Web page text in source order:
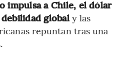
impulsa a Chile, el dólar
globaly las
repuntan tras una